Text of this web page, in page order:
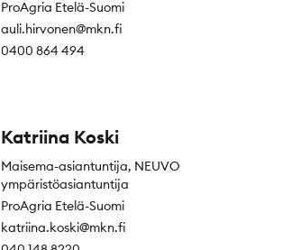
ProAgria Etelä-Suomi
auli.hirvonen@mkn.fi
0400 864 494
Katriina Koski
Maisema-asiantuntija, NEUVO
ympäristöasiantuntija
ProAgria Etelä-Suomi
katriina.koski@mkn.fi